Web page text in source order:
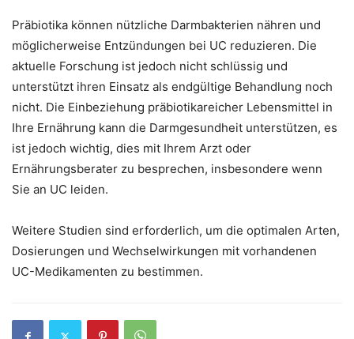
Präbiotika können nützliche Darmbakterien nähren und
möglicherweise Entzündungen bei UC reduzieren. Die
aktuelle Forschung ist jedoch nicht schlüssig und
unterstützt ihren Einsatz als endgültige Behandlung noch
nicht. Die Einbeziehung präbiotikareicher Lebensmittel in
Ihre Ernährung kann die Darmgesundheit unterstützen, es
ist jedoch wichtig, dies mit Ihrem Arzt oder
Ernährungsberater zu besprechen, insbesondere wenn
Sie an UC leiden.
Weitere Studien sind erforderlich, um die optimalen Arten,
Dosierungen und Wechselwirkungen mit vorhandenen
UC-Medikamenten zu bestimmen.